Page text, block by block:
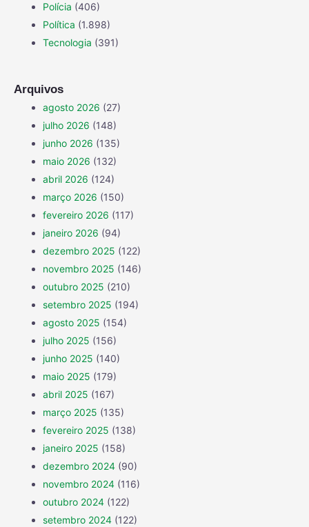
Polícia (406)
Política (1.898)
Tecnologia (391)
Arquivos
agosto 2026 (27)
julho 2026 (148)
junho 2026 (135)
maio 2026 (132)
abril 2026 (124)
março 2026 (150)
fevereiro 2026 (117)
janeiro 2026 (94)
dezembro 2025 (122)
novembro 2025 (146)
outubro 2025 (210)
setembro 2025 (194)
agosto 2025 (154)
julho 2025 (156)
junho 2025 (140)
maio 2025 (179)
abril 2025 (167)
março 2025 (135)
fevereiro 2025 (138)
janeiro 2025 (158)
dezembro 2024 (90)
novembro 2024 (116)
outubro 2024 (122)
setembro 2024 (122)